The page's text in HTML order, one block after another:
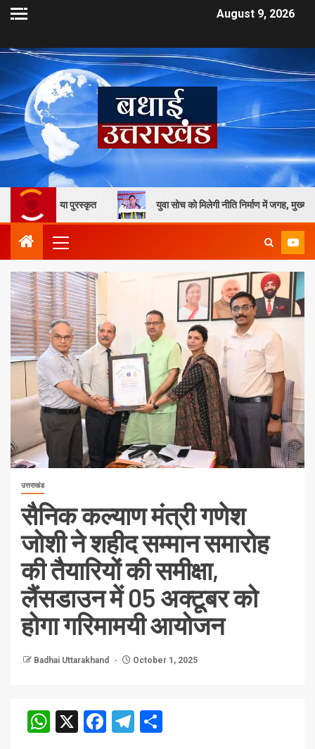
August 9, 2026
पुरस्कृत युवा सोच को मिलेगी नीति निर्माण में जगह, मुख्यमंत्री धामी की पहल
उत्तराखंड
सैनिक कल्याण मंत्री गणेश
जोशी ने शहीद सम्मान समारोह
की तैयारियों की समीक्षा,
लैंसडाउन में 05 अक्टूबर को
होगा गरिमामयी आयोजन
Badhai Uttarakhand October 1, 2025
WhatsApp
X Facebook
Telegram